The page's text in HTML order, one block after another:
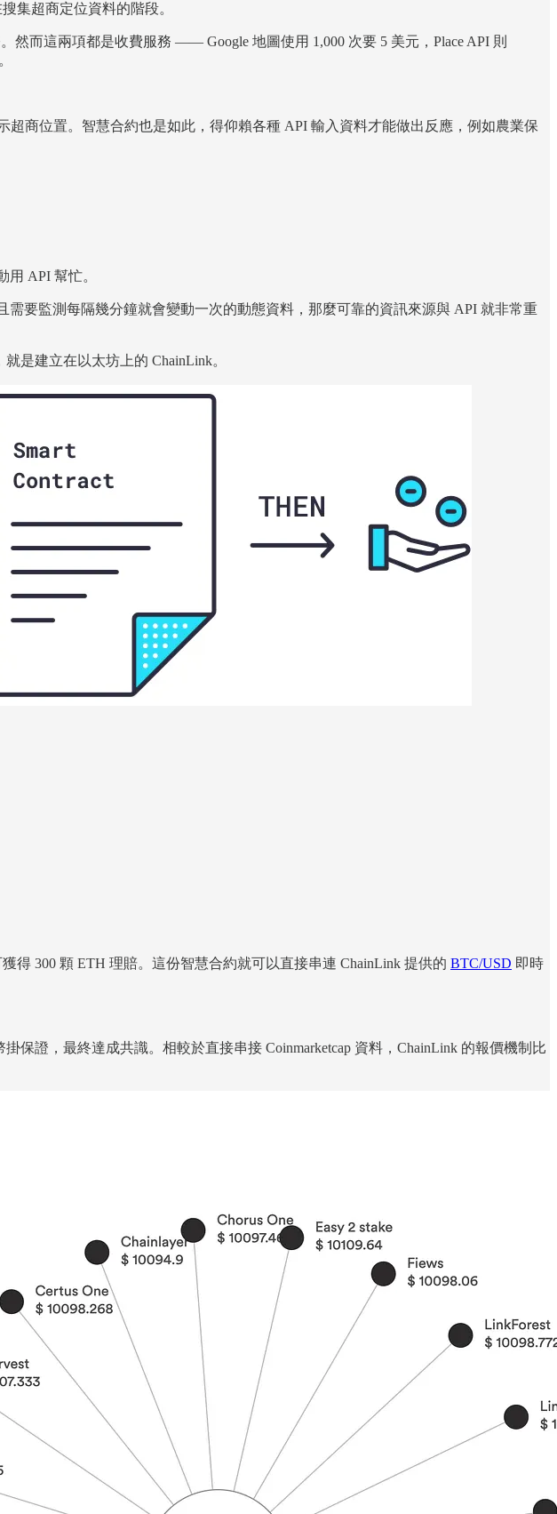
集超商定位資料的階段。
然而這兩項都是收費服務 —— Google 地圖使用 1,000 次要 5 美元，Place API 則
商位置。智慧合約也是如此，得仰賴各種 API 輸入資料才能做出反應，例如農業保
API 幫忙。
要監測每隔幾分鐘就會變動一次的動態資料，那麼可靠的資訊來源與 API 就非常重
建立在以太坊上的 ChainLink。
得 300 顆 ETH 理賠。這份智慧合約就可以直接串連 ChainLink 提供的 BTC/USD 即時
證，最終達成共識。相較於直接串接 Coinmarketcap 資料，ChainLink 的報價機制比